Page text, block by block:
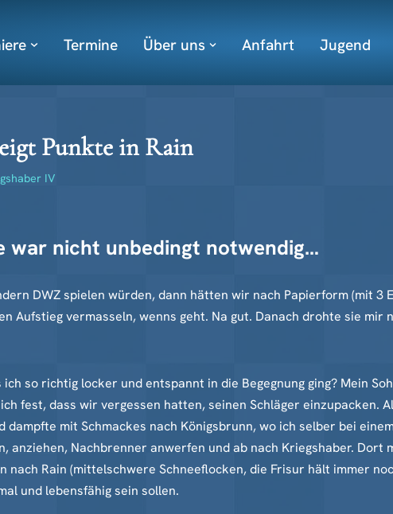
Termine Über uns Anfahrt Jugend
Punkte in Rain
IV
war nicht unbedingt notwendig…
DWZ spielen würden, dann hätten wir nach Papierform (mit
Aufstieg vermasseln, wenns geht. Na gut. Danach drohte sie
so richtig locker und entspannt in die Begegnung ging? Mein
fest, dass wir vergessen hatten, seinen Schläger einzupacken.
dampfte mit Schmackes nach Königsbrunn, wo ich selber bei
anziehen, Nachbrenner anwerfen und ab nach Kriegshaber.
nach Rain (mittelschwere Schneeflocken, die Frisur hält immer
und lebensfähig sein sollen.